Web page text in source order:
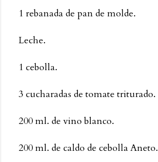
1 rebanada de pan de molde.
Leche.
1 cebolla.
3 cucharadas de tomate triturado.
200 ml. de vino blanco.
200 ml. de caldo de cebolla Aneto.